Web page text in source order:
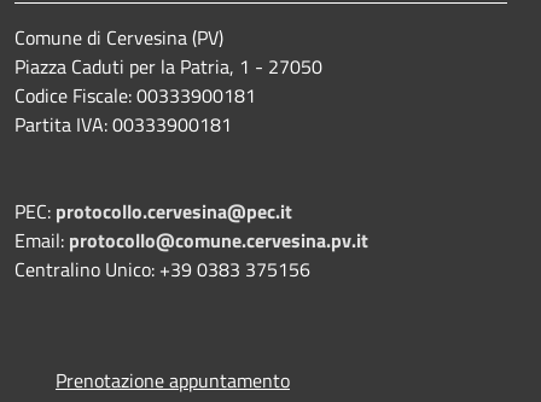
Comune di Cervesina (PV)
Piazza Caduti per la Patria, 1 - 27050
Codice Fiscale: 00333900181
Partita IVA: 00333900181
PEC: protocollo.cervesina@pec.it
Email: protocollo@comune.cervesina.pv.it
Centralino Unico: +39 0383 375156
Prenotazione appuntamento